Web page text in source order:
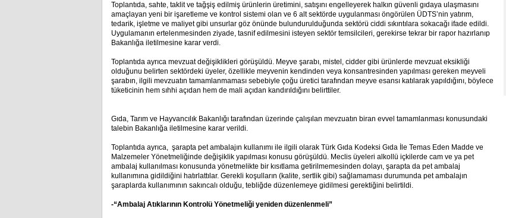
Toplantıda, sahte, taklit ve tağşiş edilmiş ürünlerin üretimini, satışını engelleyerek halkın güvenli gıdaya ulaşmasını
amaçlayan yeni bir işaretleme ve kontrol sistemi olan ve 6 alt sektörde uygulanması öngörülen ÜDTS’nin yatırım,
tedarik, işletme ve maliyet gibi unsurlar göz önünde bulundurulduğunda sektörü ciddi sıkıntılara sokacağı ifade edildi.
Uygulamanın ertelenmesinden ziyade, tasnif edilmesini isteyen sektör temsilcileri, gerekirse tekrar bir rapor hazırlanıp
Bakanlığa iletilmesine karar verdi.
Toplantıda ayrıca mevzuat değişiklikleri görüşüldü. Meyve şarabı, mistel, cidder gibi ürünlerde mevzuat eksikliği
olduğunu belirten sektördeki üyeler, özellikle meyvenin kendinden veya konsantresinden yapılması gereken meyveli
şarabın, ilgili mevzuatın tamamlanmaması sebebiyle çoğu üretici tarafından meyve esansı katılarak yapıldığını, böylece
tüketicinin hem sıhhi açıdan hem de mali açıdan kandırıldığını belirttiler.
Gıda, Tarım ve Hayvancılık Bakanlığı tarafından üzerinde çalışılan mevzuatın biran evvel tamamlanması konusundaki
talebin Bakanlığa iletilmesine karar verildi.
Toplantıda ayrıca, şarapta pet ambalajın kullanımı ile ilgili olarak Türk Gıda Kodeksi Gıda İle Temas Eden Madde ve
Malzemeler Yönetmeliğinde değişiklik yapılması konusu görüşüldü. Meclis üyeleri alkollü içkilerde cam ve ya pet
ambalaj kullanılması konusunda yönetmelikte bir kısıtlama getirilmemesinden dolayı, şarapta da pet ambalaj
kullanımına gidildiğini hatırlattılar. Gerekli koşulların (kalite, sertlik gibi) sağlamaması durumunda pet ambalajın
şaraplarda kullanımının sakıncalı olduğu, tebliğde düzenlemeye gidilmesi gerektiğini belirtildi.
-“Ambalaj Atıklarının Kontrolü Yönetmeliği yeniden düzenlenmeli”